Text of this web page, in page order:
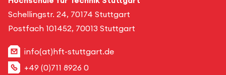
Schellingstr. 24, 70174 Stuttgart
Postfach 101452, 70013 Stuttgart
info(at)hft-stuttgart.de
+49 (0)711 8926 0